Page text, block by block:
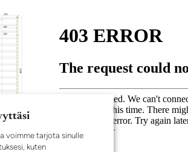
voimme tarjota sinulle
kuten